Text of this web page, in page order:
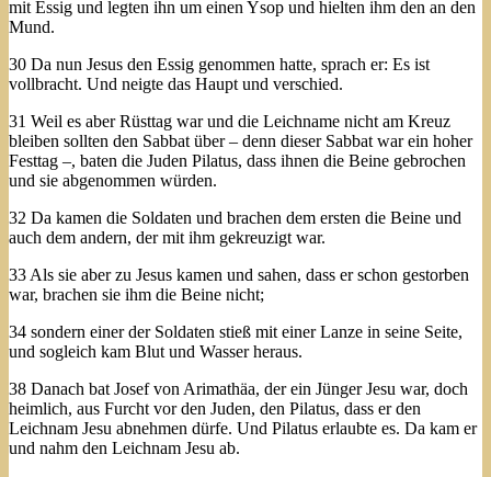
mit Essig und legten ihn um einen Ysop und hielten ihm den an den
Mund.
30 Da nun Jesus den Essig genommen hatte, sprach er: Es ist
vollbracht. Und neigte das Haupt und verschied.
31 Weil es aber Rüsttag war und die Leichname nicht am Kreuz
bleiben sollten den Sabbat über – denn dieser Sabbat war ein hoher
Festtag –, baten die Juden Pilatus, dass ihnen die Beine gebrochen
und sie abgenommen würden.
32 Da kamen die Soldaten und brachen dem ersten die Beine und
auch dem andern, der mit ihm gekreuzigt war.
33 Als sie aber zu Jesus kamen und sahen, dass er schon gestorben
war, brachen sie ihm die Beine nicht;
34 sondern einer der Soldaten stieß mit einer Lanze in seine Seite,
und sogleich kam Blut und Wasser heraus.
38 Danach bat Josef von Arimathäa, der ein Jünger Jesu war, doch
heimlich, aus Furcht vor den Juden, den Pilatus, dass er den
Leichnam Jesu abnehmen dürfe. Und Pilatus erlaubte es. Da kam er
und nahm den Leichnam Jesu ab.